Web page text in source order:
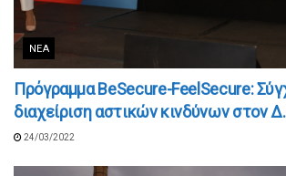
ΝΈΑ
Πρόγραμμα BeSecure-FeelSecure:
διαχείριση αστικών κινδύνων στον
24/03/2022